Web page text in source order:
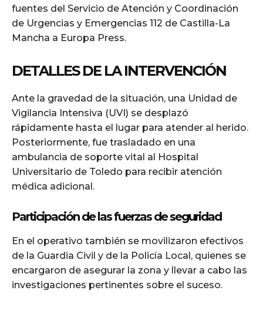
fuentes del Servicio de Atención y Coordinación
de Urgencias y Emergencias 112 de Castilla-La
Mancha a Europa Press.
DETALLES DE LA INTERVENCIÓN
Ante la gravedad de la situación, una Unidad de
Vigilancia Intensiva (UVI) se desplazó
rápidamente hasta el lugar para atender al herido.
Posteriormente, fue trasladado en una
ambulancia de soporte vital al Hospital
Universitario de Toledo para recibir atención
médica adicional.
Participación de las fuerzas de seguridad
En el operativo también se movilizaron efectivos
de la Guardia Civil y de la Policía Local, quienes se
encargaron de asegurar la zona y llevar a cabo las
investigaciones pertinentes sobre el suceso.